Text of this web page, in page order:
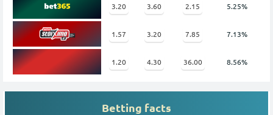
3.20 3.60 2.15 5.25%
1.57 3.20 7.85 7.13%
1.20 4.30 36.00 8.56%
Betting facts